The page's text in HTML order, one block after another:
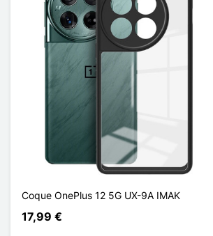
Coque OnePlus 12 5G UX-9A IMAK
17,99 €